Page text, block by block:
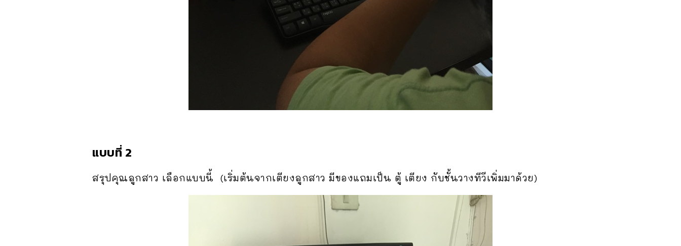
แบบที่ 2
สรุปคุณลูกสาว เลือกแบบนี้ (เริ่มต้นจากเตียงลูกสาว มีของแถมเป็น ตู้ เตียง กับชั้นวางทีวีเพิ่มมาด้วย)